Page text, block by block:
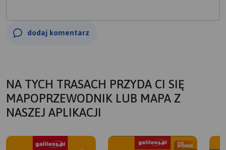
dodaj komentarz
NA TYCH TRASACH PRZYDA CI SIĘ
MAPOPRZEWODNIK LUB MAPA Z
NASZEJ APLIKACJI